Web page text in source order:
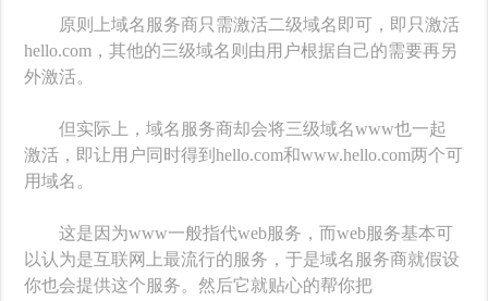
原则上域名服务商只需激活二级域名即可，即只激活
hello.com，其他的三级域名则由用户根据自己的需要再另
外激活。
但实际上，域名服务商却会将三级域名www也一起
激活，即让用户同时得到hello.com和www.hello.com两个可
用域名。
这是因为www一般指代web服务，而web服务基本可
以认为是互联网上最流行的服务，于是域名服务商就假设
你也会提供这个服务。然后它就贴心的帮你把